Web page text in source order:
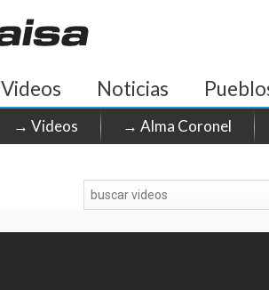
Videos Noticias
→ Videos → Alma Coronel